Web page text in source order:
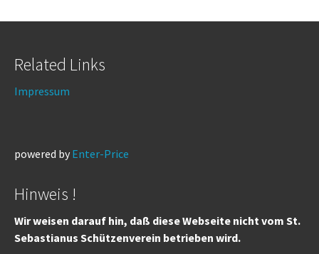
Related Links
Impressum
powered by Enter-Price
Hinweis !
Wir weisen darauf hin, daß diese Webseite nicht vom St.
Sebastianus Schützenverein betrieben wird.